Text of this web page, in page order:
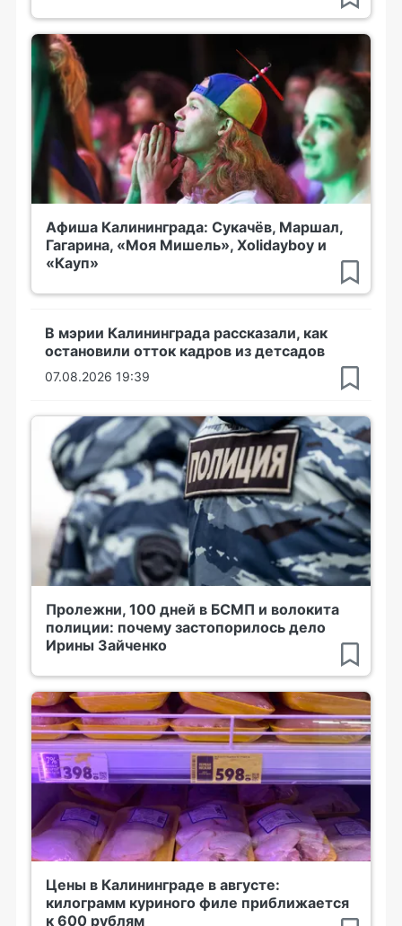
Афиша Калининграда: Сукачёв, Маршал,
Гагарина, «Моя Мишель», Xolidayboy и
«Кауп»
В мэрии Калининграда рассказали, как
остановили отток кадров из детсадов
07.08.2026 19:39
Пролежни, 100 дней в БСМП и волокита
полиции: почему застопорилось дело
Ирины Зайченко
Цены в Калининграде в августе:
килограмм куриного филе приближается
к 600 рублям